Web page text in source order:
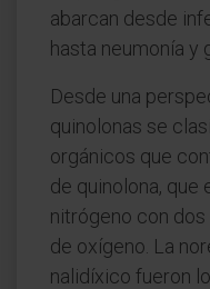
abarcan desde
hasta neumonía y
Desde una
quinolonas se
orgánicos que
de quinolona, que
nitrógeno con
de oxígeno. La
nalidíxico fueron